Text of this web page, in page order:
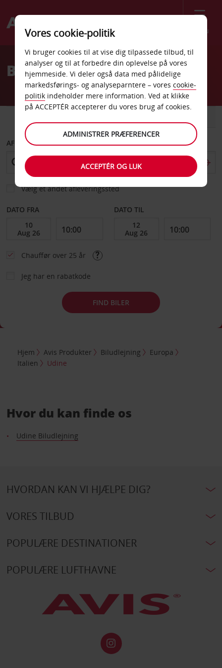
Menu
Welcome
AvisBilleje Udine
AFHENT FRA
Vælg et andet afleveringssted
DATO FRA DATO TIL
Chauffør over 25 år
Jeg har en rabatkode
FIND BILER
Hjem Avis Produkter Biludlejning
Europa
Italien
Udine
Hvor du kan finde os
Udine Biludlejning
HVORDAN KAN VI HJÆLPE DIG?
VORES TILBUD
POPULÆRE DESTINATIONER
POPULÆRE LUFTHAVNE
Vores cookie-politik
Vi bruger cookies til at vise dig tilpassede tilbud, til
analyser og til at forbedre din oplevelse på vores
hjemmeside. Vi deler også data med pålidelige
markedsførings- og analyseparntere – vores cookie-
politik indeholder mere information. Ved at klikke
på ACCEPTÉR accepterer du vores brug af cookies.
ADMINISTRER PRÆFERENCER
ACCEPTÉR OG LUK